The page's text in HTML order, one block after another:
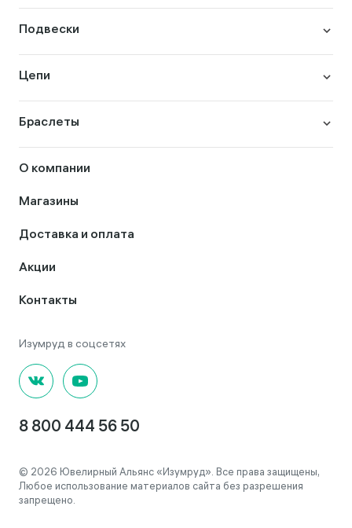
Подвески
Цепи
Браслеты
О компании
Магазины
Доставка и оплата
Акции
Контакты
8 800 444 56 50
© 2026 Ювелирный Альянс «Изумруд». Все права защищены,
Любое использование материалов сайта без разрешения
запрещено.